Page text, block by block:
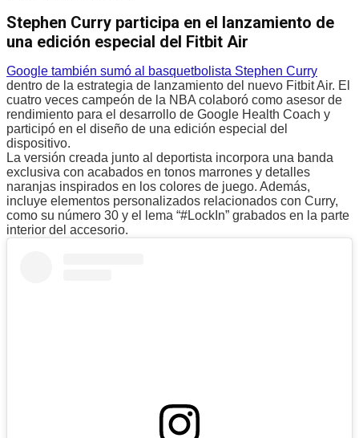
Stephen Curry participa en el lanzamiento de
una edición especial del Fitbit Air
Google también sumó al basquetbolista Stephen Curry
dentro de la estrategia de lanzamiento del nuevo Fitbit Air. El
cuatro veces campeón de la NBA colaboró como asesor de
rendimiento para el desarrollo de Google Health Coach y
participó en el diseño de una edición especial del
dispositivo.
La versión creada junto al deportista incorpora una banda
exclusiva con acabados en tonos marrones y detalles
naranjas inspirados en los colores de juego. Además,
incluye elementos personalizados relacionados con Curry,
como su número 30 y el lema “#LockIn” grabados en la parte
interior del accesorio.